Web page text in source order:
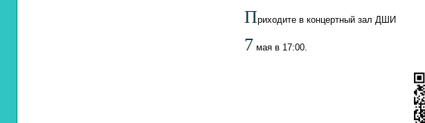
Приходите в концертный зал ДШИ
7 мая в 17:00.